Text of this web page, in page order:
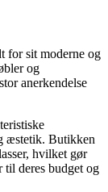
for sit moderne og
og
anerkendelse
æstetik. Butikken
hvilket gør
til deres budget og